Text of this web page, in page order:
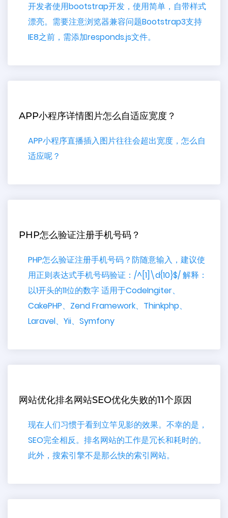
开发者使用bootstrap开发，使用简单，自带样式
漂亮。需要注意浏览器兼容问题Bootstrap3支持
IE8之前，需添加responds.js文件。
APP小程序详情图片怎么自适应宽度？
APP小程序直播插入图片往往会超出宽度，怎么自
适应呢？
PHP怎么验证注册手机号码？
PHP怎么验证注册手机号码？防随意输入，建议使
用正则表达式手机号码验证：/^[1]\d{10}$/ 解释：
以1开头的11位的数字 适用于CodeIngiter、
CakePHP、Zend Framework、Thinkphp、
Laravel、Yii、Symfony
网站优化排名网站SEO优化失败的11个原因
现在人们习惯于看到立竿见影的效果。不幸的是，
SEO完全相反。排名网站的工作是冗长和耗时的。
此外，搜索引擎不是那么快的索引网站。